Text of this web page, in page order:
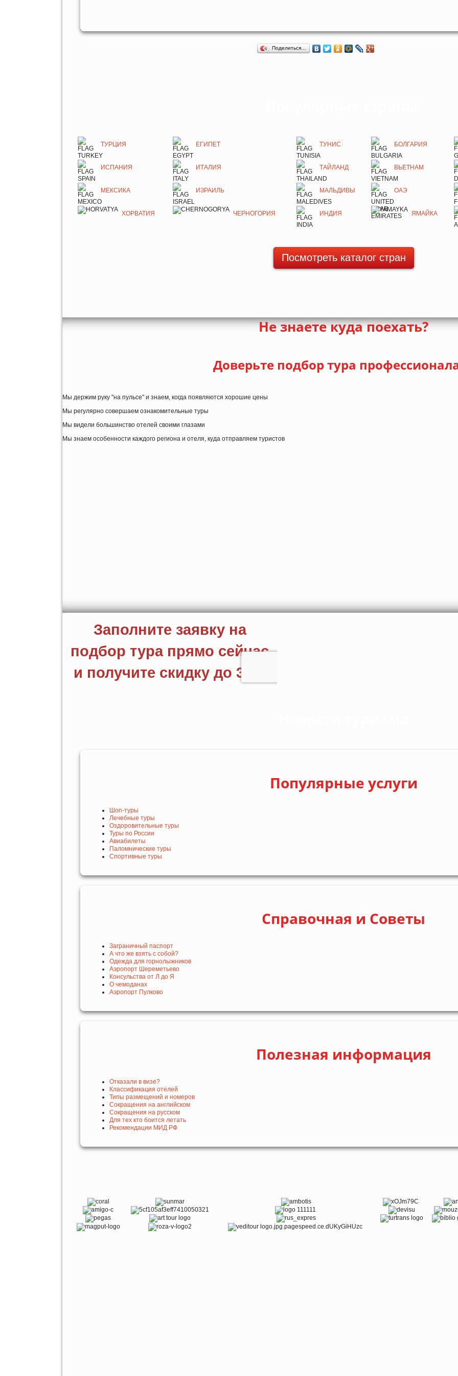
Поделиться…
ТУРЦИЯ ЕГИПЕТ ТУНИС БОЛГАРИЯ
ИСПАНИЯ ИТАЛИЯ ТАЙЛАНД ВЬЕТНАМ
МЕКСИКА ИЗРАИЛЬ МАЛЬДИВЫ ОАЭ
ХОРВАТИЯ ЧЕРНОГОРИЯ ИНДИЯ ЯМАЙКА
Посмотреть каталог стран
Не знаете куда поехать?
Доверьте подбор тура
Мы держим руку "на пульсе" и знаем, когда появляются хорошие цены
Мы регулярно совершаем ознакомительные туры
Мы видели большинство отелей своими глазами
Мы знаем особенности каждого региона и отеля, куда отправляем туристов
Популярные услуги
Шоп-туры
Лечебные туры
Оздоровительные туры
Туры по России
Авиабилеты
Паломнические туры
Спортивные туры
Справочная и Советы
Заграничный паспорт
А что же взять с собой?
Одежда для горнолыжников
Аэропорт Шереметьево
Консульства от Л до Я
О чемоданах
Аэропорт Пулково
Полезная информация
Отказали в визе?
Классификация отелей
Типы размещений и номеров
Сокращения на английском
Сокращения на русском
Для тех кто боится летать
Рекомендации МИД РФ